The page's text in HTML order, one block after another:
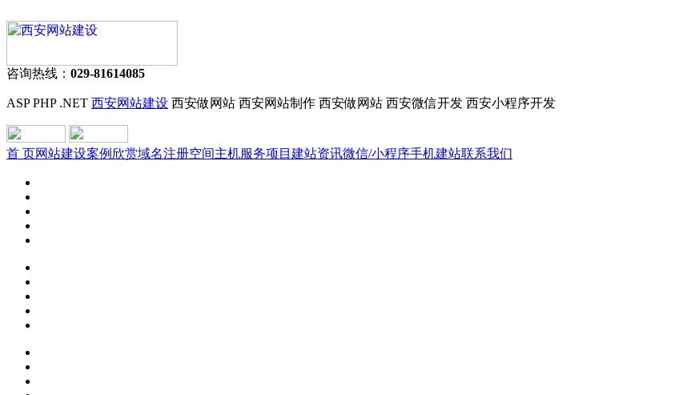
咨询热线： 029-81614085
ASP PHP .NET 西安网站建设 西安做网站 西安网站制作 西安做网站 西安微信开发 西安小程序开发
首 页网站建设案例欣赏域名注册空间主机服务项目 建站资讯微信/小程序手机建站联系我们